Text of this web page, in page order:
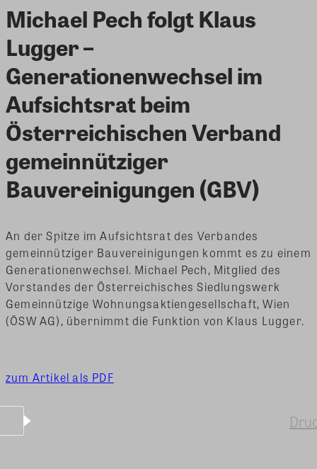
Michael Pech folgt Klaus
Lugger –
Generationenwechsel im
Aufsichtsrat beim
Österreichischen Verband
gemeinnütziger
Bauvereinigungen (GBV)
An der Spitze im Aufsichtsrat des Verbandes
gemeinnütziger Bauvereinigungen kommt es zu einem
Generationenwechsel. Michael Pech, Mitglied des
Vorstandes der Österreichisches Siedlungswerk
Gemeinnützige Wohnungsaktiengesellschaft, Wien
(ÖSW AG), übernimmt die Funktion von Klaus Lugger.
zum Artikel als PDF